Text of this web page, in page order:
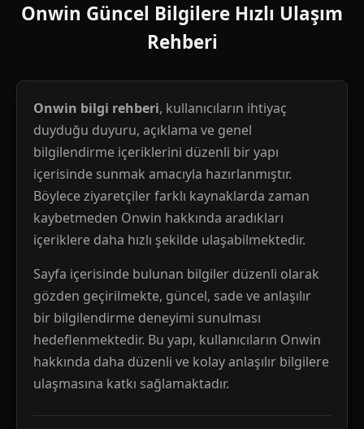
Onwin Güncel Bilgilere Hızlı Ulaşım
Rehberi
Onwin bilgi rehberi, kullanıcıların ihtiyaç
duyduğu duyuru, açıklama ve genel
bilgilendirme içeriklerini düzenli bir yapı
içerisinde sunmak amacıyla hazırlanmıştır.
Böylece ziyaretçiler farklı kaynaklarda zaman
kaybetmeden Onwin hakkında aradıkları
içeriklere daha hızlı şekilde ulaşabilmektedir.
Sayfa içerisinde bulunan bilgiler düzenli olarak
gözden geçirilmekte, güncel, sade ve anlaşılır
bir bilgilendirme deneyimi sunulması
hedeflenmektedir. Bu yapı, kullanıcıların Onwin
hakkında daha düzenli ve kolay anlaşılır bilgilere
ulaşmasına katkı sağlamaktadır.